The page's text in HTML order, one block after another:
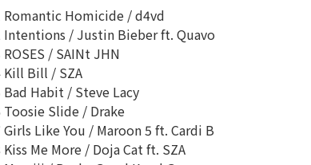
Romantic Homicide / d4vd
Intentions / Justin Bieber ft. Quavo
ROSES / SAINt JHN
Kill Bill / SZA
Bad Habit / Steve Lacy
Toosie Slide / Drake
Girls Like You / Maroon 5 ft. Cardi B
Kiss Me More / Doja Cat ft. SZA